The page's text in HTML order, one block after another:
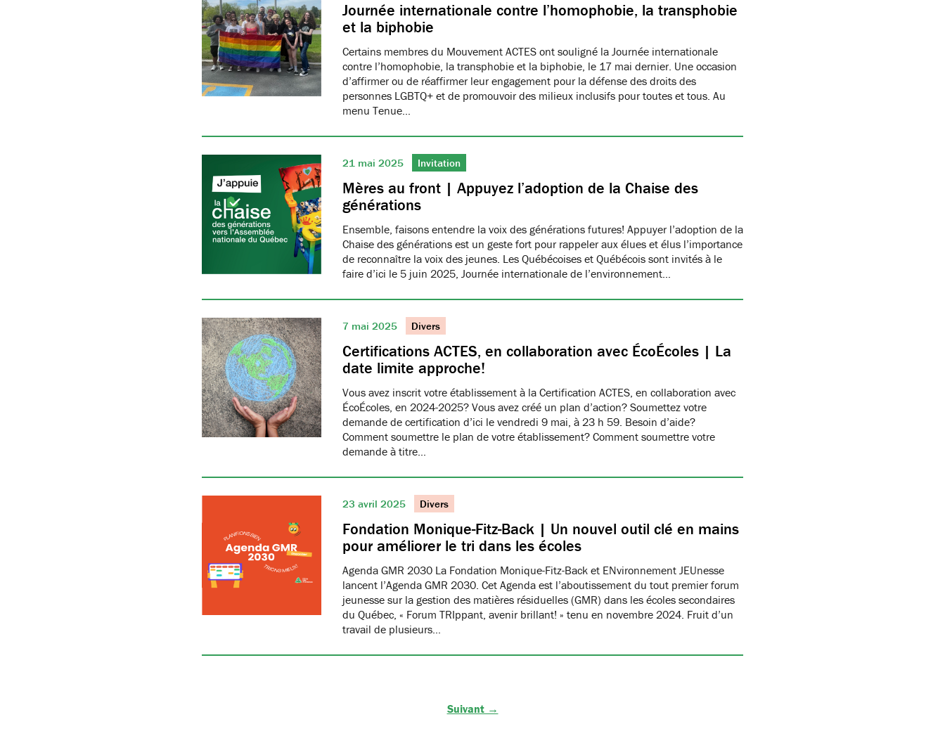
Journée internationale contre l’homophobie, la transphobie
et la biphobie
Certains membres du Mouvement ACTES ont souligné la Journée internationale
contre l’homophobie, la transphobie et la biphobie, le 17 mai dernier. Une occasion
d’affirmer ou de réaffirmer leur engagement pour la défense des droits des
personnes LGBTQ+ et de promouvoir des milieux inclusifs pour toutes et tous. Au
menu Tenue…
21 mai 2025 Invitation
Mères au front | Appuyez l’adoption de la Chaise des
générations
Ensemble, faisons entendre la voix des générations futures! Appuyer l’adoption de la
Chaise des générations est un geste fort pour rappeler aux élues et élus l’importance
de reconnaître la voix des jeunes. Les Québécoises et Québécois sont invités à le
faire d’ici le 5 juin 2025, Journée internationale de l’environnement…
7 mai 2025 Divers
Certifications ACTES, en collaboration avec ÉcoÉcoles | La
date limite approche!
Vous avez inscrit votre établissement à la Certification ACTES, en collaboration avec
ÉcoÉcoles, en 2024-2025? Vous avez créé un plan d’action? Soumettez votre
demande de certification d’ici le vendredi 9 mai, à 23 h 59. Besoin d’aide?
Comment soumettre le plan de votre établissement? Comment soumettre votre
demande à titre…
23 avril 2025 Divers
Fondation Monique-Fitz-Back | Un nouvel outil clé en mains
pour améliorer le tri dans les écoles
Agenda GMR 2030 La Fondation Monique-Fitz-Back et ENvironnement JEUnesse
lancent l’Agenda GMR 2030. Cet Agenda est l’aboutissement du tout premier forum
jeunesse sur la gestion des matières résiduelles (GMR) dans les écoles secondaires
du Québec, « Forum TRIppant, avenir brillant! » tenu en novembre 2024. Fruit d’un
travail de plusieurs…
Suivant →